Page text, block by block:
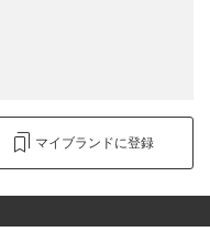
マイブランドに登録